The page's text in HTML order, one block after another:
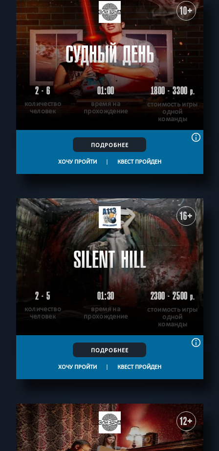
10+
СУДНЫЙ ДЕНЬ
2 - 6
количество
человек
01:00
время на
прохождение
1800 - 3300р.
стоимость игры
одной
команды
ПОДРОБНЕЕ
ХОЧУ ПРОЙТИ | КВЕСТ ПРОЙДЕН
16+
SILENT HILL
2 - 5
количество
человек
01:30
время на
прохождение
2300 - 2500р.
стоимость игры
одной
команды
ПОДРОБНЕЕ
ХОЧУ ПРОЙТИ | КВЕСТ ПРОЙДЕН
12+